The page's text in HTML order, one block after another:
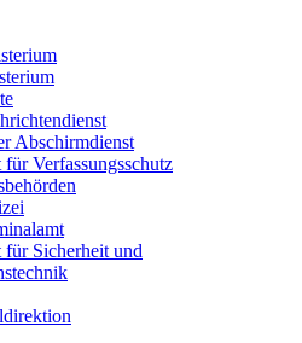
Abschirmdienst
für Verfassungsschutz
für Sicherheit und